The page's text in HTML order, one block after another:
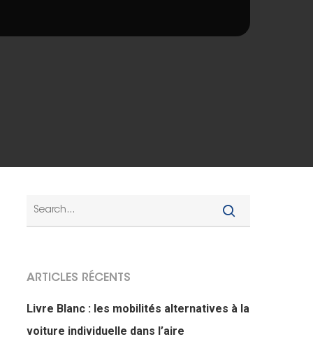
ARTICLES RÉCENTS
Livre Blanc : les mobilités alternatives à la
voiture individuelle dans l’aire